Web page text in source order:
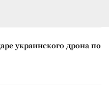
украинского дрона по